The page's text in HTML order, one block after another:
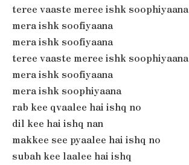
teree vaaste meree ishk soophiyaana
mera ishk soofiyaana
mera ishk soofiyaana
teree vaaste meree ishk soophiyaana
mera ishk soofiyaana
mera ishk soophiyaana
rab kee qvaalee hai ishq no
dil kee hai ishq nan
makkee see pyaalee hai ishq no
subah kee laalee hai ishq